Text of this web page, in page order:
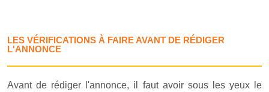
LES VÉRIFICATIONS À FAIRE AVANT DE RÉDIGER
L'ANNONCE
Avant de rédiger l'annonce, il faut avoir sous les yeux le